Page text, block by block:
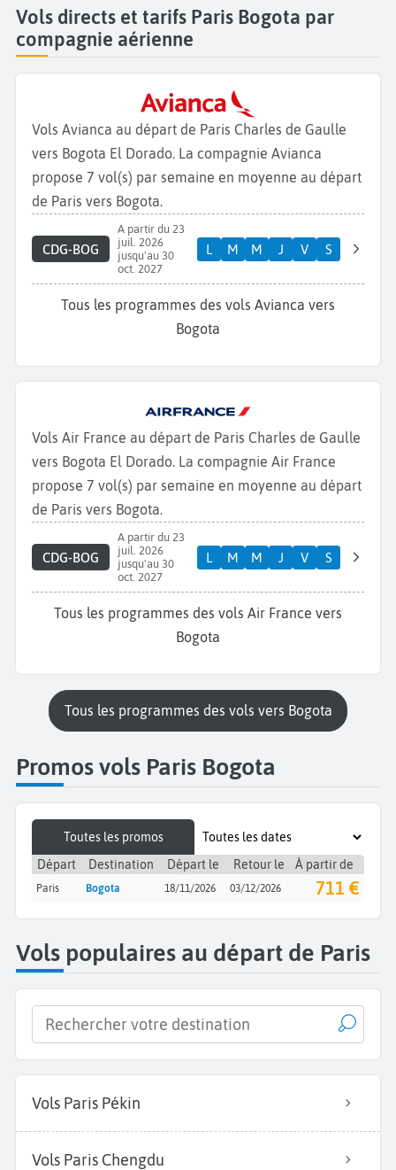
Vols directs et tarifs Paris Bogota par
compagnie aérienne
Vols Avianca au départ de Paris Charles de Gaulle
vers Bogota El Dorado. La compagnie Avianca
propose 7 vol(s) par semaine en moyenne au départ
de Paris vers Bogota.
CDG-BOG
A partir du 23
juil. 2026
jusqu'au 30
oct. 2027
L M M J V S
Tous les programmes des vols Avianca vers
Bogota
Vols Air France au départ de Paris Charles de Gaulle
vers Bogota El Dorado. La compagnie Air France
propose 7 vol(s) par semaine en moyenne au départ
de Paris vers Bogota.
CDG-BOG
A partir du 23
juil. 2026
jusqu'au 30
oct. 2027
L M M J V S
Tous les programmes des vols Air France vers
Bogota
Tous les programmes des vols vers Bogota
Promos vols Paris Bogota
Toutes les promos
Départ
Destination Départ le Retour le À partir de
Paris Bogota 18/11/2026 03/12/2026 711 €
Vols populaires au départ de Paris
Vols Paris Pékin
Vols Paris Chengdu